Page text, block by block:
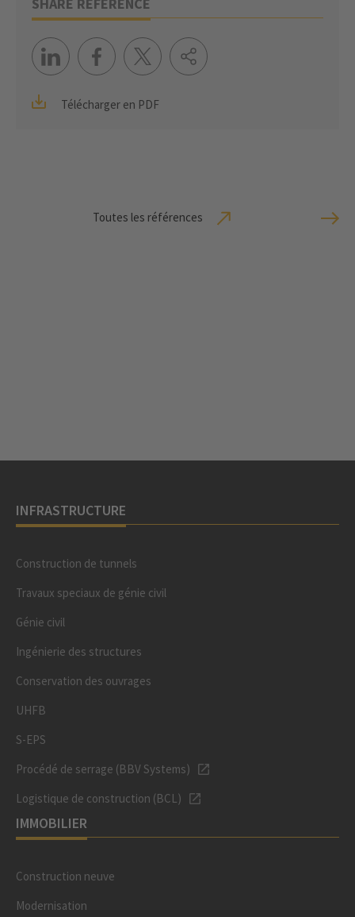
SHARE REFERENCE
Télécharger en PDF
Toutes les références
INFRASTRUCTURE
Construction de tunnels
Travaux speciaux de génie civil
Génie civil
Ingénierie des structures
Conservation des ouvrages
UHFB
S-EPS
Procédé de serrage (BBV Systems)
Logistique de construction (BCL)
IMMOBILIER
Construction neuve
Modernisation